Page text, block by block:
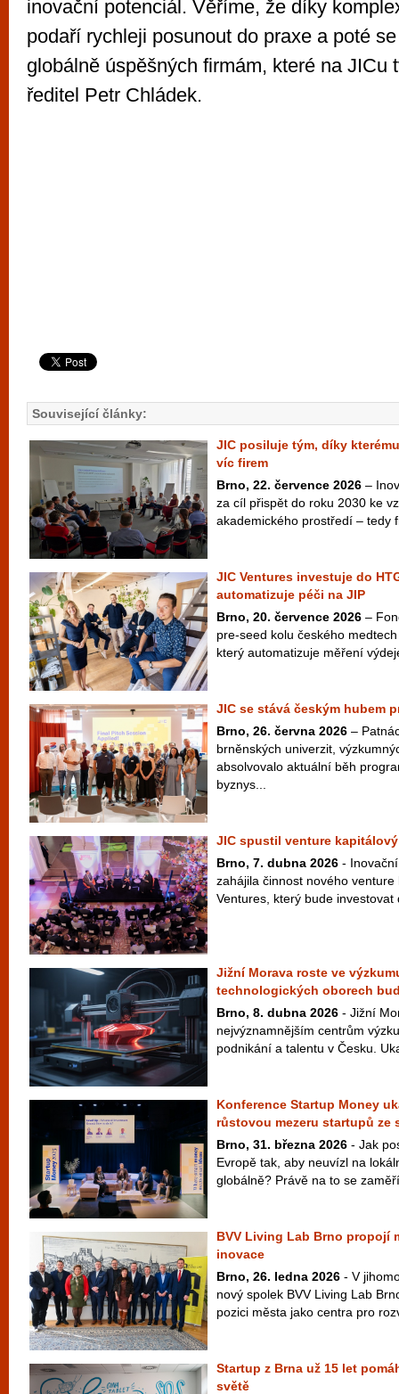
inovační potenciál. Věříme, že díky
podaří rychleji posunout do praxe a poté
globálně úspěšných firmám, které na JICu
ředitel Petr Chládek.
Související články:
JIC posiluje tým, díky
víc firem
Brno, 22. července 2026 –
za cíl přispět do roku 2030 ke
akademického prostředí – tedy
JIC Ventures investuje do
automatizuje péči na JIP
Brno, 20. července 2026 –
pre-seed kolu českého
který automatizuje měření
JIC se stává českým hubem
Brno, 26. června 2026 –
brněnských univerzit,
absolvovalo aktuální běh
byznys...
JIC spustil venture
Brno, 7. dubna 2026 -
zahájila činnost nového
Ventures, který bude investovat
Jižní Morava roste ve
technologických oborech
Brno, 8. dubna 2026 - Jižní
nejvýznamnějším centrům
podnikání a talentu v Česku.
Konference Startup Money
růstovou mezeru startupů ze
Brno, 31. března 2026 - Jak
Evropě tak, aby neuvízl na
globálně? Právě na to se
BVV Living Lab Brno propojí
inovace
Brno, 26. ledna 2026 - V
nový spolek BVV Living Lab
pozici města jako centra pro
Startup z Brna už 15 let
světě